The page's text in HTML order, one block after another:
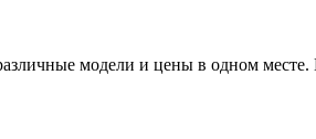
модели и цены в одном